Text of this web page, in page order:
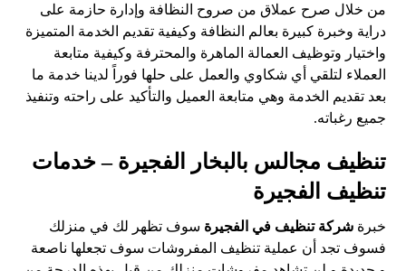
من خلال صرح عملاق من صروح النظافة وإدارة حازمة على
دراية وخبرة كبيرة بعالم النظافة وكيفية تقديم الخدمة المتميزة
واختيار وتوظيف العمالة الماهرة والمحترفة وكيفية متابعة
العملاء لتلقي أي شكاوي والعمل على حلها فوراً لدينا خدمة ما
بعد تقديم الخدمة وهي متابعة العميل والتأكيد على راحته وتنفيذ
جميع رغباته.
تنظيف مجالس بالبخار الفجيرة – خدمات
تنظيف الفجيرة
خبرةشركة تنظيف في الفجيرة سوف تظهر لك في منزلك
فسوف تجد أن عملية تنظيف المفروشات سوف تجعلها ناصعة